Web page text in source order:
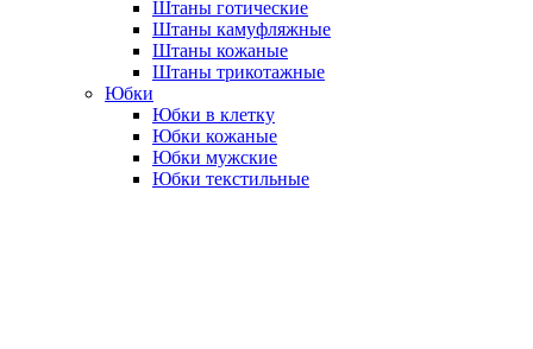
Штаны готические
Штаны камуфляжные
Штаны кожаные
Штаны трикотажные
Юбки
Юбки в клетку
Юбки кожаные
Юбки мужские
Юбки текстильные